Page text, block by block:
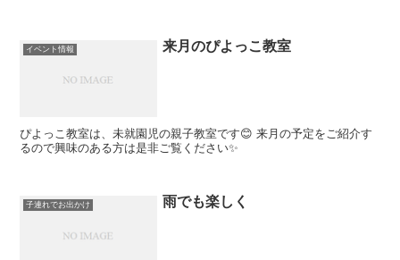
イベント情報 来月のぴよっこ教室
ぴよっこ教室は、未就園児の親子教室です😊 来月の予定をご紹介す
るので興味のある方は是非ご覧ください✨
子連れでお出かけ 雨でも楽しく